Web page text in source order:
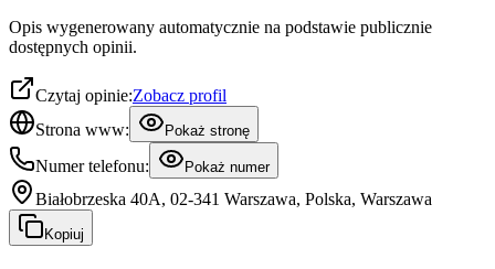
Opis wygenerowany automatycznie na podstawie publicznie
dostępnych opinii.
Czytaj opinie:Zobacz profil
Strona www:
Pokaż stronę
Numer telefonu: Pokaż numer
Białobrzeska 40A, 02-341 Warszawa, Polska, Warszawa
Kopiuj